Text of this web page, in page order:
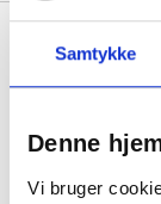
Samtykke
Denne
Vi bruger